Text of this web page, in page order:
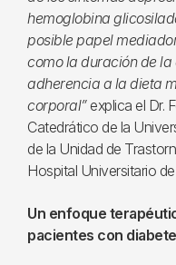
hemoglobina
posible papel
como la duración de
adherencia a la dieta
corporal” explica el Dr.
Catedrático de la
de la Unidad de
Hospital Universitario
Un enfoque
pacientes con